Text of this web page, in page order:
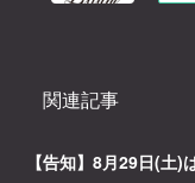
関連記事
【告知】8月29日(土)